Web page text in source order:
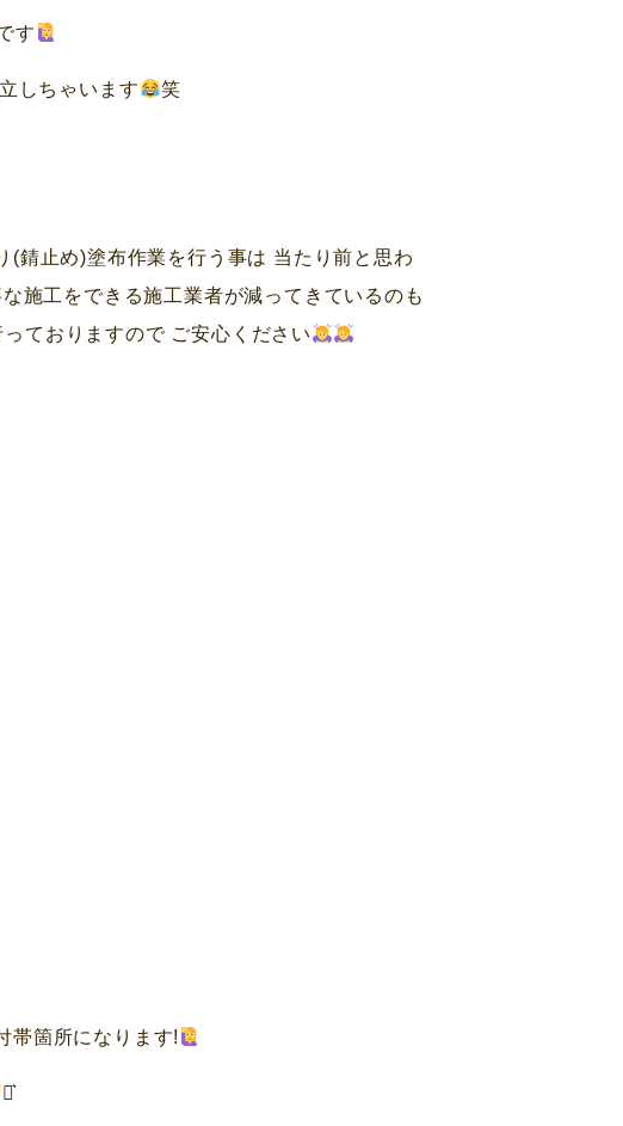
す
しちゃいます 笑
(錆止め)塗布作業を行う事は 当たり前と思わ
施工をできる施工業者が減ってきているのも
ておりますので ご安心ください
帯箇所になります!
⋆͛